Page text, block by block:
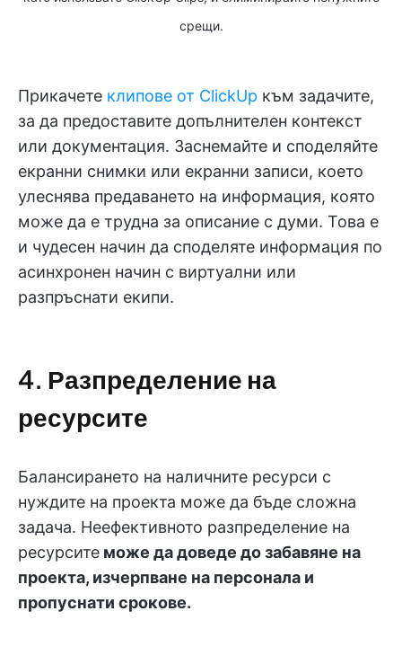
срещи.
Прикачете клипове от ClickUp към задачите,
за да предоставите допълнителен контекст
или документация. Заснемайте и споделяйте
екранни снимки или екранни записи, което
улеснява предаването на информация, която
може да е трудна за описание с думи. Това е
и чудесен начин да споделяте информация по
асинхронен начин с виртуални или
разпръснати екипи.
4. Разпределение на
ресурсите
Балансирането на наличните ресурси с
нуждите на проекта може да бъде сложна
задача. Неефективното разпределение на
ресурсите може да доведе до забавяне на
проекта, изчерпване на персонала и
пропуснати срокове.